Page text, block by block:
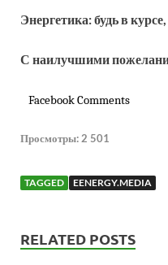
Энергетика: будь в
С наилучшими
Facebook Comments
Просмотры: 2 501
TAGGED EENERGY.MEDIA
RELATED POSTS